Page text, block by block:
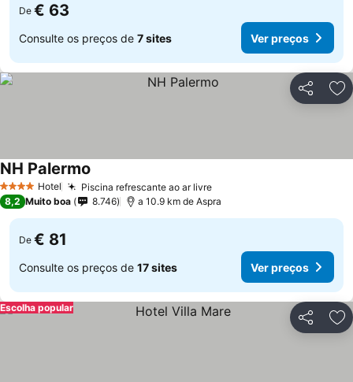
De € 63
Consulte os preços de 7 sites Ver preços
Partilhar
4 EstrelasHotel Piscina refrescante ao ar livre
NH Palermo
8,2 Muito boa 8.746 a 10.9 km de Aspra
De € 81
Consulte os preços de 17 sites Ver preços
Partilhar
Escolha popular